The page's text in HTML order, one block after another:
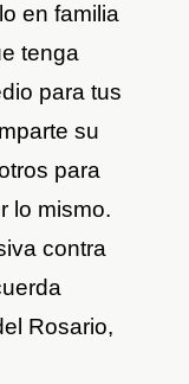
en familia
tenga
para tus
su
para
lo mismo.
contra
Rosario,